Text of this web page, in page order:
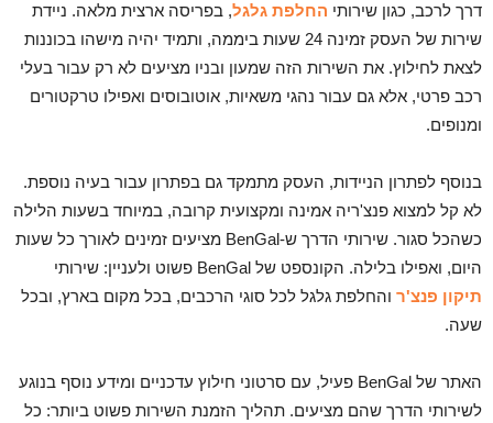
דרך לרכב, כגון שירותי החלפת גלגל, בפריסה ארצית מלאה. ניידת
שירות של העסק זמינה 24 שעות ביממה, ותמיד יהיה מישהו בכוננות
לצאת לחילוץ. את השירות הזה שמעון ובניו מציעים לא רק עבור בעלי
רכב פרטי, אלא גם עבור נהגי משאיות, אוטובוסים ואפילו טרקטורים
ומנופים.
בנוסף לפתרון הניידות, העסק מתמקד גם בפתרון עבור בעיה נוספת.
לא קל למצוא פנצ'ריה אמינה ומקצועית קרובה, במיוחד בשעות הלילה
כשהכל סגור. שירותי הדרך ש-BenGal מציעים זמינים לאורך כל שעות
היום, ואפילו בלילה. הקונספט של BenGal פשוט ולעניין: שירותי
תיקון פנצ'ר והחלפת גלגל לכל סוגי הרכבים, בכל מקום בארץ, ובכל
שעה.
האתר של BenGal פעיל, עם סרטוני חילוץ עדכניים ומידע נוסף בנוגע
לשירותי הדרך שהם מציעים. תהליך הזמנת השירות פשוט ביותר: כל